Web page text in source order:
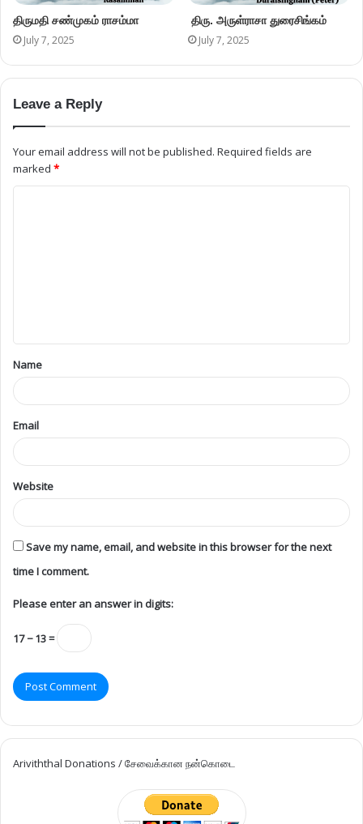
திருமதி சண்முகம் ராசம்மா
July 7, 2025
திரு. அருள்ராசா துரைசிங்கம்
July 7, 2025
Leave a Reply
Your email address will not be published. Required fields are
marked *
Name
Email
Website
Save my name, email, and website in this browser for the next
time I comment.
Please enter an answer in digits:
17 − 13 =
Ariviththal Donations / சேவைக்கான நன்கொடை